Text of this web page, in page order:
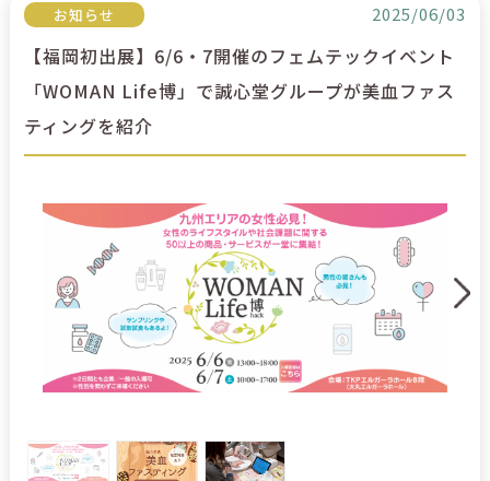
お知らせ 2025/06/03
【福岡初出展】6/6・7開催のフェムテックイベント
「WOMAN Life博」で誠心堂グループが美血ファス
ティングを紹介